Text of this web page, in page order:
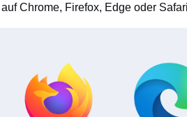
auf Chrome, Firefox, Edge oder